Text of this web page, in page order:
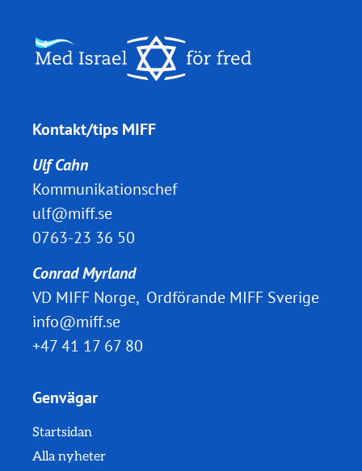
Kontakt/tips MIFF
Ulf Cahn
Kommunikationschef
ulf@miff.se
0763-23 36 50
Conrad Myrland
VD MIFF Norge, Ordförande MIFF Sverige
info@miff.se
+47 41 17 67 80
Genvägar
Startsidan
Alla nyheter